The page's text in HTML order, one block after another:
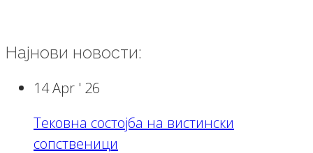
Најнови новости:
14 Apr ' 26
Тековна состојба на вистински
сопственици